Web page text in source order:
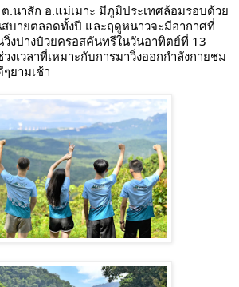
.นาสัก อ.แม่เมาะ มีภูมิประเทศล้อมรอบด้วย
สบายตลอดทั้งปี และฤดูหนาวจะมีอากาศที่
วิ่งปางป๋วยครอสคันทรีในวันอาทิตย์ที่ 13
งเวลาที่เหมาะกับการมาวิ่งออกกำลังกายชม
ยามเช้า